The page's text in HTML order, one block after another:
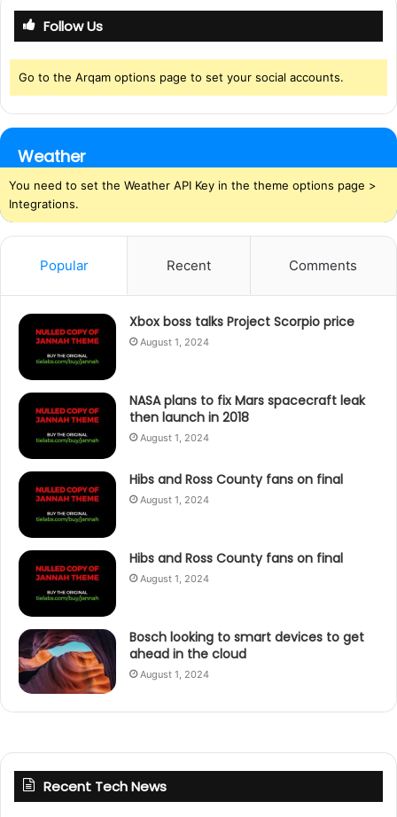
Follow Us
Go to the Arqam options page to set your social accounts.
Weather
You need to set the Weather API Key in the theme options page >
Integrations.
Popular Recent Comments
Xbox boss talks Project Scorpio price
August 1, 2024
NASA plans to fix Mars spacecraft leak
then launch in 2018
August 1, 2024
Hibs and Ross County fans on final
August 1, 2024
Hibs and Ross County fans on final
August 1, 2024
Bosch looking to smart devices to get
ahead in the cloud
August 1, 2024
Recent Tech News